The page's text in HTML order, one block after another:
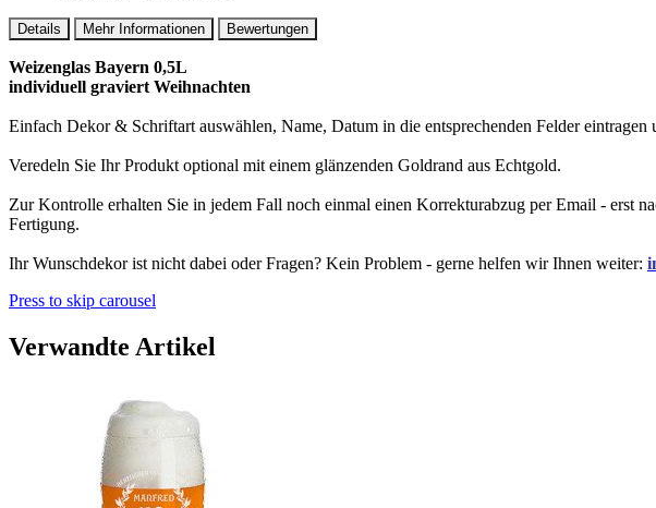
Details Mehr Informationen Bewertungen
Weizenglas Bayern 0,5L
individuell graviert Weihnachten
Einfach Dekor & Schriftart auswählen, Name, Datum in die entsprechenden Felder eintragen
Veredeln Sie Ihr Produkt optional mit einem glänzenden Goldrand aus Echtgold.
Zur Kontrolle erhalten Sie in jedem Fall noch einmal einen Korrekturabzug per Email - erst
Fertigung.
Ihr Wunschdekor ist nicht dabei oder Fragen? Kein Problem - gerne helfen wir Ihnen weiter:
Press to skip carousel
Verwandte Artikel